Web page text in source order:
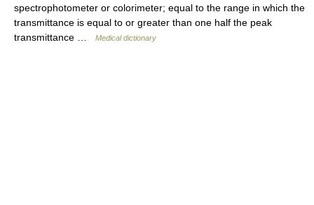
spectrophotometer or colorimeter; equal to the range in which the
transmittance is equal to or greater than one half the peak
transmittance …
Medical dictionary